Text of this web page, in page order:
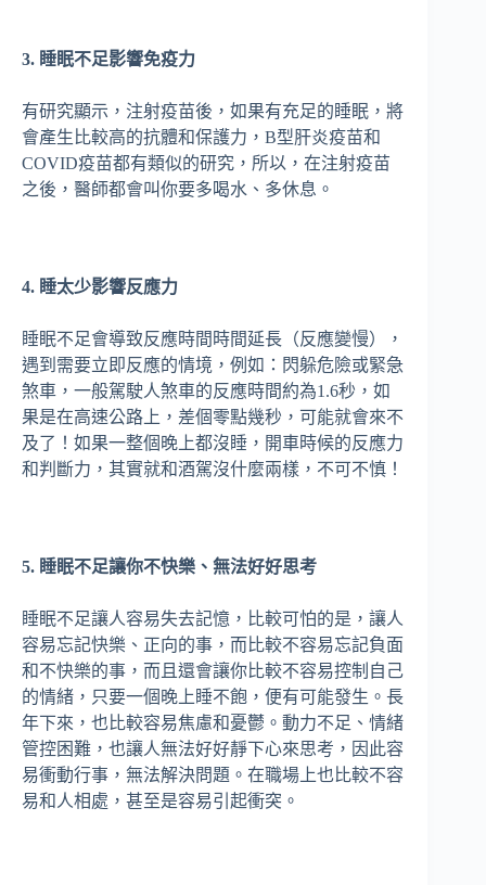
3. 睡眠不足影響免疫力
有研究顯示，注射疫苗後，如果有充足的睡眠，將
會產生比較高的抗體和保護力，B型肝炎疫苗和
COVID疫苗都有類似的研究，所以，在注射疫苗
之後，醫師都會叫你要多喝水、多休息。
4. 睡太少影響反應力
睡眠不足會導致反應時間時間延長（反應變慢），
遇到需要立即反應的情境，例如：閃躲危險或緊急
煞車，一般駕駛人煞車的反應時間約為1.6秒，如
果是在高速公路上，差個零點幾秒，可能就會來不
及了！如果一整個晚上都沒睡，開車時候的反應力
和判斷力，其實就和酒駕沒什麼兩樣，不可不慎！
5. 睡眠不足讓你不快樂、無法好好思考
睡眠不足讓人容易失去記憶，比較可怕的是，讓人
容易忘記快樂、正向的事，而比較不容易忘記負面
和不快樂的事，而且還會讓你比較不容易控制自己
的情緒，只要一個晚上睡不飽，便有可能發生。長
年下來，也比較容易焦慮和憂鬱。動力不足、情緒
管控困難，也讓人無法好好靜下心來思考，因此容
易衝動行事，無法解決問題。在職場上也比較不容
易和人相處，甚至是容易引起衝突。